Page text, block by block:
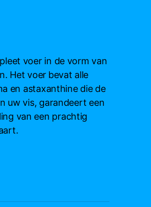
voer in de vorm van
Het voer bevat alle
en astaxanthine die de
uw vis, garandeert een
van een prachtig